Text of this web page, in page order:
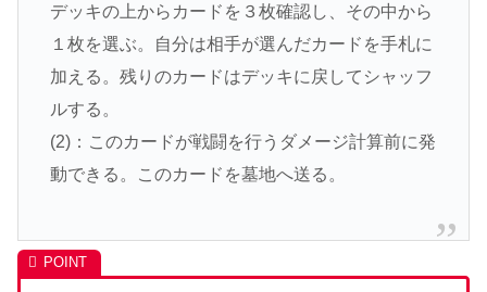
デッキの上からカードを３枚確認し、その中から
１枚を選ぶ。自分は相手が選んだカードを手札に
加える。残りのカードはデッキに戻してシャッフ
ルする。
(2)：このカードが戦闘を行うダメージ計算前に発
動できる。このカードを墓地へ送る。